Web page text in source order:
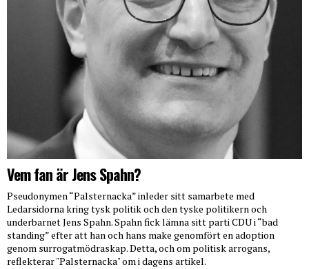
Vem fan är Jens Spahn?
Pseudonymen “Palsternacka” inleder sitt samarbete med
Ledarsidorna kring tysk politik och den tyske politikern och
underbarnet Jens Spahn. Spahn fick lämna sitt parti CDU i “bad
standing” efter att han och hans make genomfört en adoption
genom surrogatmödraskap. Detta, och om politisk arrogans,
reflekterar "Palsternacka" om i dagens artikel.